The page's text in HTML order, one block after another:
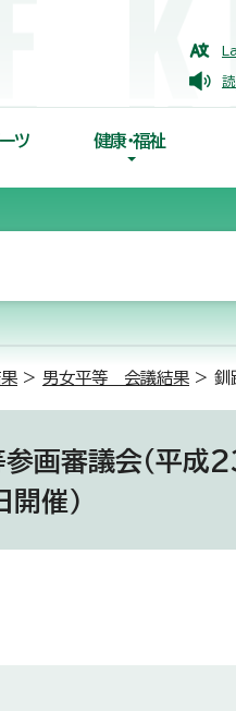
ツ 健康・福祉
> 男女平等 会議結果 > 釧
参画審議会（平
催）